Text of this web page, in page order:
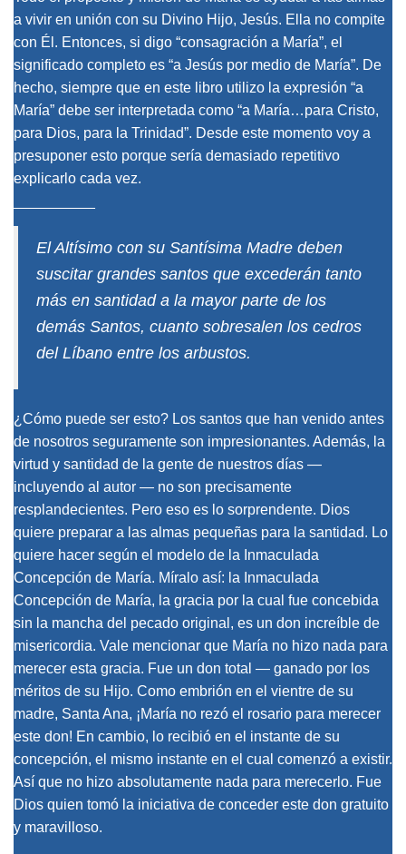
a vivir en unión con su Divino Hijo, Jesús. Ella no compite
con Él. Entonces, si digo “consagración a María”, el
significado completo es “a Jesús por medio de María”. De
hecho, siempre que en este libro utilizo la expresión “a
María” debe ser interpretada como “a María…para Cristo,
para Dios, para la Trinidad”. Desde este momento voy a
presuponer esto porque sería demasiado repetitivo
explicarlo cada vez.
El Altísimo con su Santísima Madre deben
suscitar grandes santos que excederán tanto
más en santidad a la mayor parte de los
demás Santos, cuanto sobresalen los cedros
del Líbano entre los arbustos.
¿Cómo puede ser esto? Los santos que han venido antes
de nosotros seguramente son impresionantes. Además, la
virtud y santidad de la gente de nuestros días —
incluyendo al autor — no son precisamente
resplandecientes. Pero eso es lo sorprendente. Dios
quiere preparar a las almas pequeñas para la santidad. Lo
quiere hacer según el modelo de la Inmaculada
Concepción de María. Míralo así: la Inmaculada
Concepción de María, la gracia por la cual fue concebida
sin la mancha del pecado original, es un don increíble de
misericordia. Vale mencionar que María no hizo nada para
merecer esta gracia. Fue un don total — ganado por los
méritos de su Hijo. Como embrión en el vientre de su
madre, Santa Ana, ¡María no rezó el rosario para merecer
este don! En cambio, lo recibió en el instante de su
concepción, el mismo instante en el cual comenzó a existir.
Así que no hizo absolutamente nada para merecerlo. Fue
Dios quien tomó la iniciativa de conceder este don gratuito
y maravilloso.